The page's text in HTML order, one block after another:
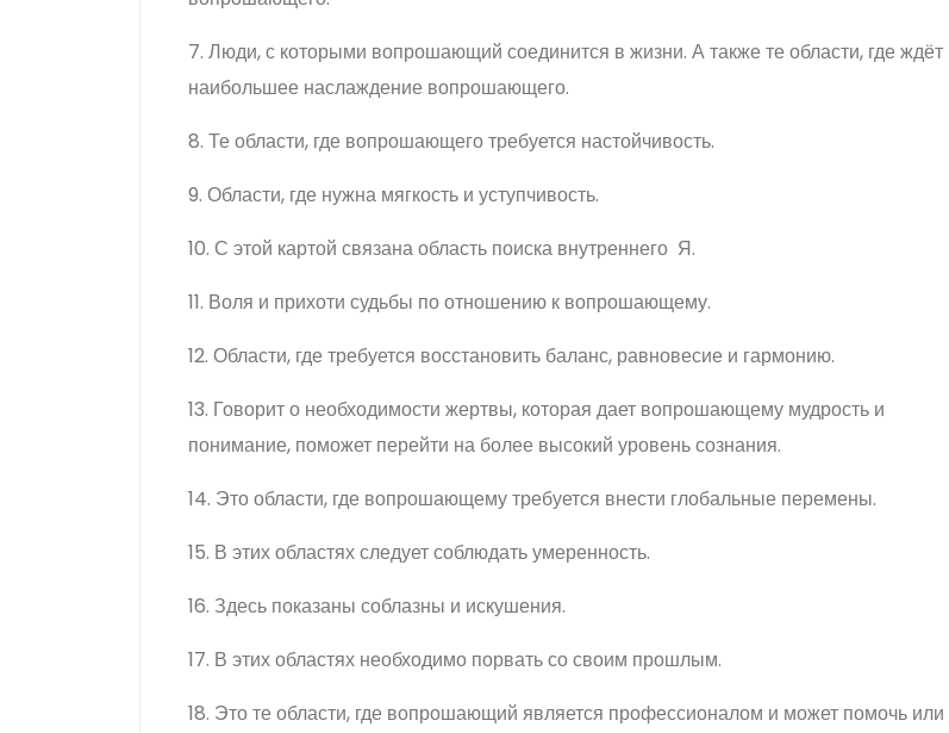
7. Люди, с которыми вопрошающий соединится в жизни. А также те области, где ждёт
наибольшее наслаждение вопрошающего.
8. Те области, где вопрошающего требуется настойчивость.
9. Области, где нужна мягкость и уступчивость.
10. С этой картой связана область поиска внутреннего Я.
11. Воля и прихоти судьбы по отношению к вопрошающему.
12. Области, где требуется восстановить баланс, равновесие и гармонию.
13. Говорит о необходимости жертвы, которая дает вопрошающему мудрость и
понимание, поможет перейти на более высокий уровень сознания.
14. Это области, где вопрошающему требуется внести глобальные перемены.
15. В этих областях следует соблюдать умеренность.
16. Здесь показаны соблазны и искушения.
17. В этих областях необходимо порвать со своим прошлым.
18. Это те области, где вопрошающий является профессионалом и может помочь или